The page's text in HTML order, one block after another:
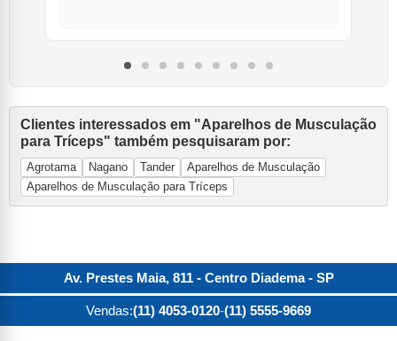
Clientes interessados em "Aparelhos de Musculação
para Tríceps" também pesquisaram por:
Agrotama Nagano Tander
Aparelhos de Musculação
Aparelhos de Musculação para Tríceps
Av. Prestes Maia, 811 - Centro Diadema- SP
Vendas:(11) 4053-0120-(11) 5555-9669